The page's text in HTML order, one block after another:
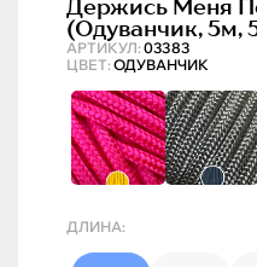
АРТИКУЛ: 03383
Держись Меня
(одуванчик, 5м,
ЦВЕТ: ОДУВАНЧИК
ДЛИНА: